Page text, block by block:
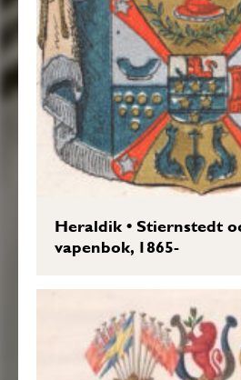
Heraldik•Stiernstedt
vapenbok, 1865-